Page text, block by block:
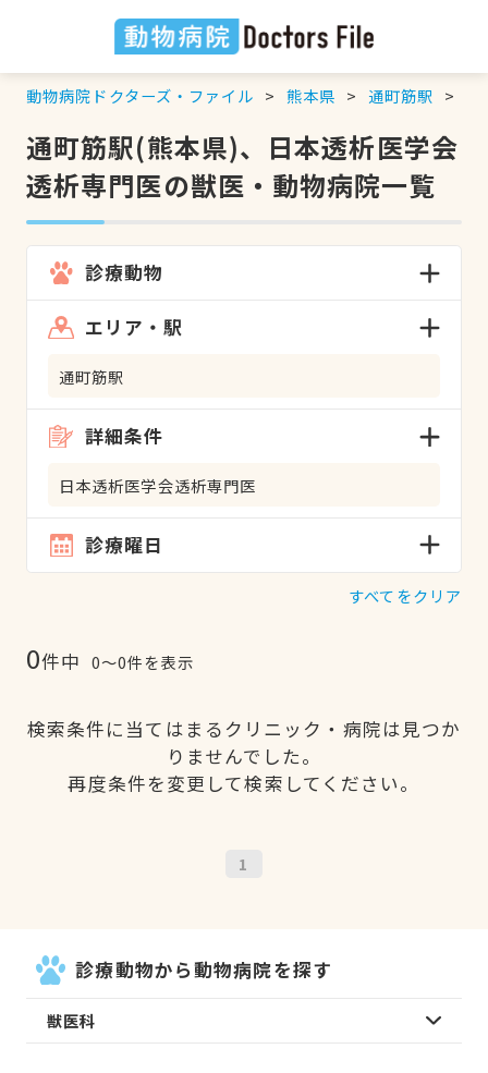
動物病院ドクターズ・ファイル 熊本県 通町筋駅
通町筋駅(熊本県)、日本透析医学会
透析専門医の獣医・動物病院一覧
診療動物
エリア・駅
通町筋駅
詳細条件
日本透析医学会透析専門医
診療曜日
すべてをクリア
0件中 0〜0件を表示
検索条件に当てはまるクリニック・病院は見つか
りませんでした。
再度条件を変更して検索してください。
1
診療動物から動物病院を探す
獣医科